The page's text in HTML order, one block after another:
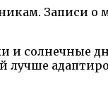
Записи о
и солнечные
лучше